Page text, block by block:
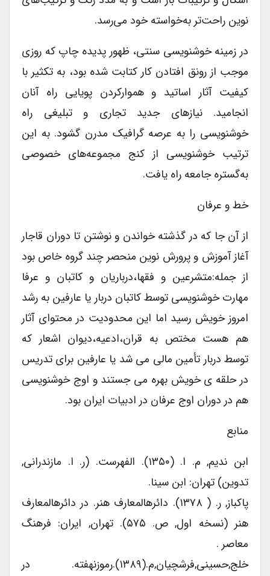
نوین راحت‌تر به‌خواسته خود می‌رسد.
در زمینه خوشنویسی سنتی، ظهور پدیده چاپ که روزی
موجب از رونق افتادن کار کتابت شده بود، به تکثیر با
کیفیت آثار اساتید و هموارکردن پویایی راه آنان
انجامید. نیازهای جدید تجاری و تبلیغی راه
خوشنویسی را به عرصه گرافیک مدرن گشود. به این
ترتیب خوشنویسی از کنج مجموعه‌های خصوصی
به‌گستره جامعه راه یافت.
خط و عرفان
از آن جا که در گذشته خواندن و نوشتن تا دوران قاجار
آغاز آموزش و پرورش نوین منحصر چند گروه خاص بود
از جمله:متشرعین و فقها،درباریان و کاتبان و عرفا
مهارت خوشنویسی توسط کاتبان دربار یا عارفین به رشد
امروز خویش رسید اما این محدودیت در محتوای آثار
هم هست مختص به قران،ادعیه،دیوان اشعار که
توسط دربار تأمین مالی می شد یا عارفین برای تدریس
در حلقه ی خویش بهره می جستند و اوج خوشنویسی
هم در دوران اوج عرفان در ادبیات ایران بود.
منابع
ابن ندیم, م. ا. (۱۳۵۰). الفهرست. (ر. ا. مازندرانى,
تدوین) تهران: ابن سینا.
پاکباز, ر. ( ۱۳۷۸). دائرهالمعارف هنر. در دائرهالمعارف
هنر (نسخه اول, ص. ۵۷۵). تهران, ایران: فرهنگ
معاصر .
خلج,حسینی,فرشچیان,م.(۱۳۸۹).رموزنهفته. در